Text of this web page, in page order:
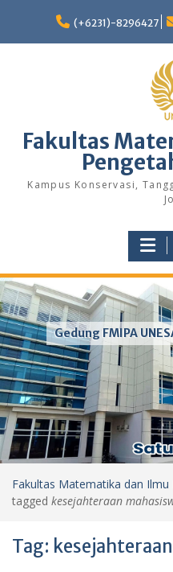
content
(+6231)-8296427
Fakultas
Kampus Konservasi,
Gedung FMIPA
Fakultas Matematika dan Ilmu
tagged kesejahteraan
Tag: